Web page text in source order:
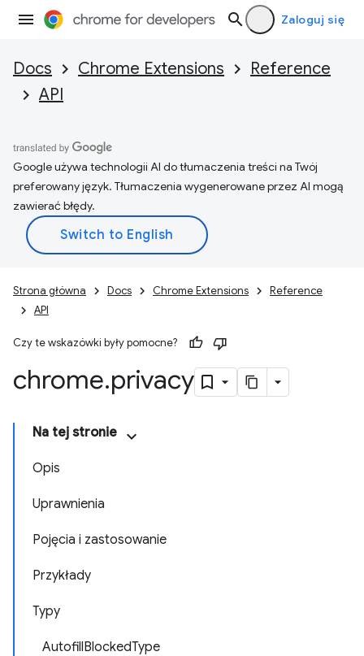
Zaloguj się
Docs Chrome Extensions
Reference
API
Google używa technologii AI do tłumaczenia treści na Twój
preferowany język. Tłumaczenia wygenerowane przez AI mogą
zawierać błędy.
Strona główna Docs Chrome Extensions
Reference
API
Czy te wskazówki były pomocne?
chrome.privacy
Na tej stronie
Opis
Uprawnienia
Pojęcia i zastosowanie
Przykłady
Typy
AutofillBlockedType